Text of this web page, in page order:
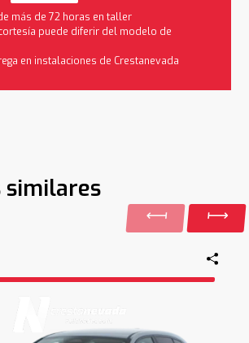
más de 72 horas en taller
puede diferir del modelo de
en instalaciones de Crestanevada
similares